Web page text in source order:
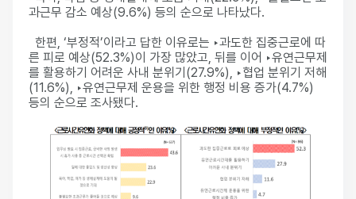
과근무 감소 예상(9.6%) 등의 순으로 나타났다.
한편, ‘부정적’이라고 답한 이유로는 ‣과도한 집중근로에 따
른 피로 예상(52.3%)이 가장 많았고, 뒤를 이어 ‣유연근무제
를 활용하기 어려운 사내 분위기(27.9%), ‣협업 분위기 저해
(11.6%), ‣유연근무제 운용을 위한 행정 비용 증가(4.7%)
등의 순으로 조사됐다.